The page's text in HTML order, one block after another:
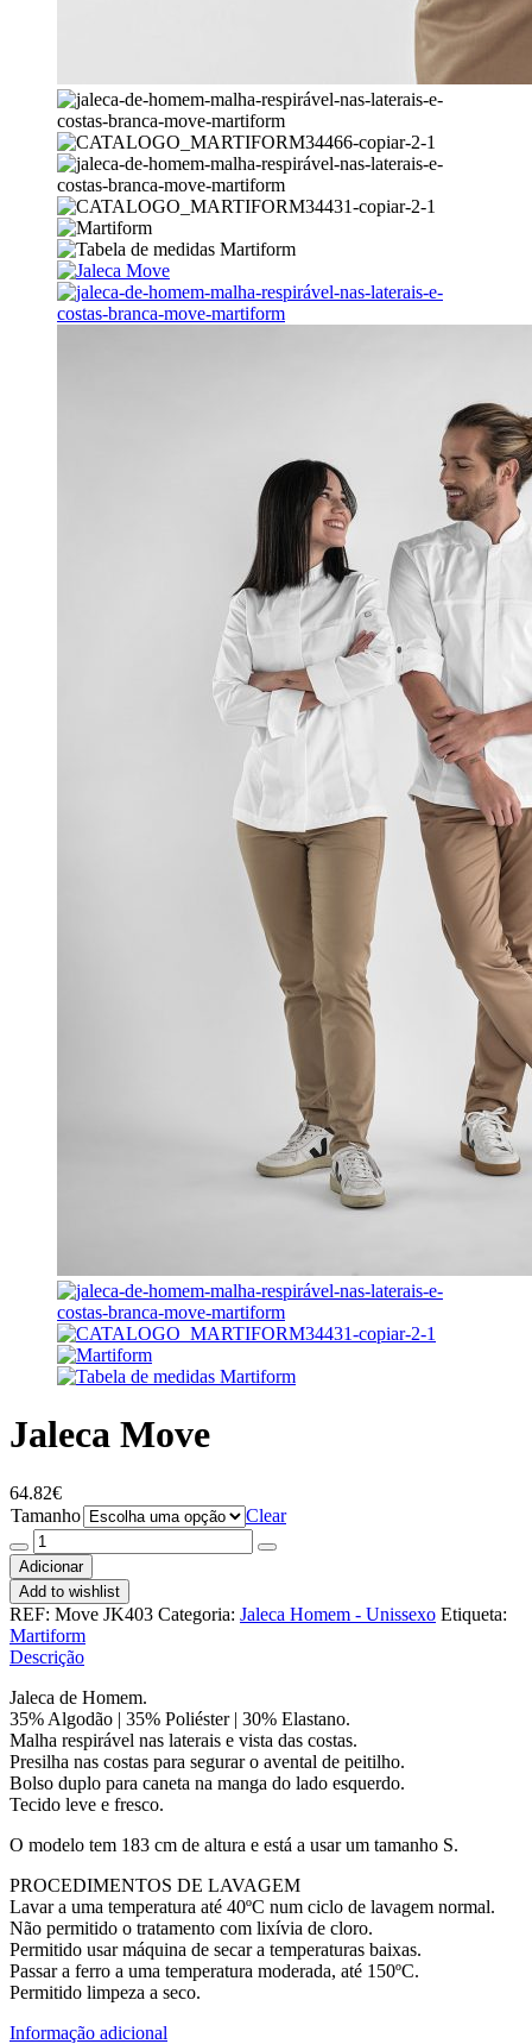
Jaleca Move
64.82€
Tamanho
Clear
Quantidade
de
Jaleca
Move
Adicionar
Add to wishlist
REF: Move JK403 Categoria: Jaleca Homem - Unissexo Etiqueta:
Martiform
Descrição
Jaleca de Homem.
35% Algodão | 35% Poliéster | 30% Elastano.
Malha respirável nas laterais e vista das costas.
Presilha nas costas para segurar o avental de peitilho.
Bolso duplo para caneta na manga do lado esquerdo.
Tecido leve e fresco.
O modelo tem 183 cm de altura e está a usar um tamanho S.
PROCEDIMENTOS DE LAVAGEM
Lavar a uma temperatura até 40ºC num ciclo de lavagem normal.
Não permitido o tratamento com lixívia de cloro.
Permitido usar máquina de secar a temperaturas baixas.
Passar a ferro a uma temperatura moderada, até 150ºC.
Permitido limpeza a seco.
Informação adicional